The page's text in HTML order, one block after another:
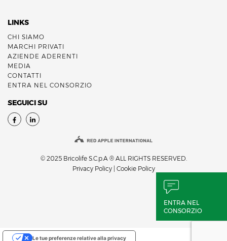
ENTRA NEL
CONSORZIO
LINKS
CHI SIAMO
MARCHI PRIVATI
AZIENDE ADERENTI
MEDIA
CONTATTI
ENTRA NEL CONSORZIO
SEGUICI SU
© 2025 Bricolife S.C.p.A ® ALL RIGHTS RESERVED.
Privacy Policy
Cookie Policy
Le tue preferenze relative alla privacy